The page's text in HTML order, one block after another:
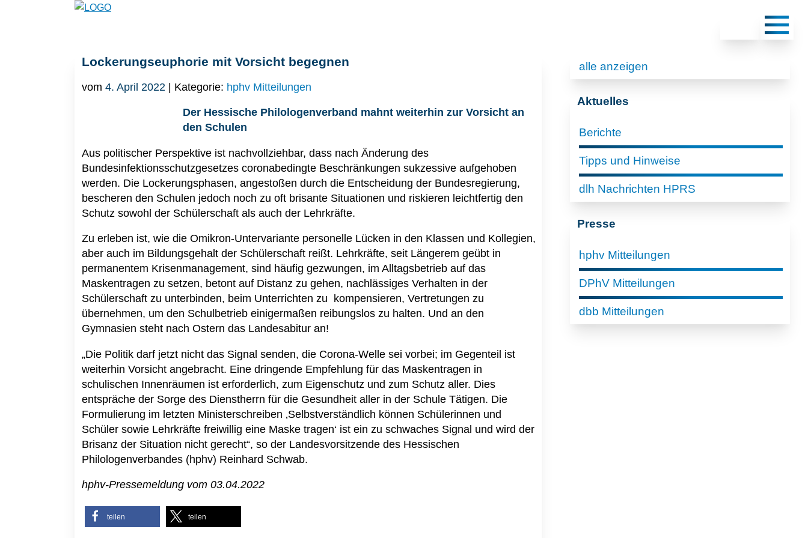
Lockerungseuphorie mit Vorsicht begegnen
vom 4. April 2022 | Kategorie: hphv Mitteilungen
Der Hessische Philologenverband mahnt weiterhin zur Vorsicht an
den Schulen
Aus politischer Perspektive ist nachvollziehbar, dass nach Änderung des
Bundesinfektionsschutzgesetzes coronabedingte Beschränkungen sukzessive aufgehoben
werden. Die Lockerungsphasen, angestoßen durch die Entscheidung der Bundesregierung,
bescheren den Schulen jedoch noch zu oft brisante Situationen und riskieren leichtfertig den
Schutz sowohl der Schülerschaft als auch der Lehrkräfte.
Zu erleben ist, wie die Omikron-Untervariante personelle Lücken in den Klassen und Kollegien,
aber auch im Bildungsgehalt der Schülerschaft reißt. Lehrkräfte, seit Längerem geübt in
permanentem Krisenmanagement, sind häufig gezwungen, im Alltagsbetrieb auf das
Maskentragen zu setzen, betont auf Distanz zu gehen, nachlässiges Verhalten in der
Schülerschaft zu unterbinden, beim Unterrichten zu kompensieren, Vertretungen zu
übernehmen, um den Schulbetrieb einigermaßen reibungslos zu halten. Und an den
Gymnasien steht nach Ostern das Landesabitur an!
„Die Politik darf jetzt nicht das Signal senden, die Corona-Welle sei vorbei; im Gegenteil ist
weiterhin Vorsicht angebracht. Eine dringende Empfehlung für das Maskentragen in
schulischen Innenräumen ist erforderlich, zum Eigenschutz und zum Schutz aller. Dies
entspräche der Sorge des Dienstherrn für die Gesundheit aller in der Schule Tätigen. Die
Formulierung im letzten Ministerschreiben ‚Selbstverständlich können Schülerinnen und
Schüler sowie Lehrkräfte freiwillig eine Maske tragen‘ ist ein zu schwaches Signal und wird der
Brisanz der Situation nicht gerecht“, so der Landesvorsitzende des Hessischen
Philologenverbandes (hphv) Reinhard Schwab.
hphv-Pressemeldung vom 03.04.2022
teilen teilen
alle anzeigen
Aktuelles
Berichte
Tipps und Hinweise
dlh Nachrichten HPRS
Presse
hphv Mitteilungen
DPhV Mitteilungen
dbb Mitteilungen